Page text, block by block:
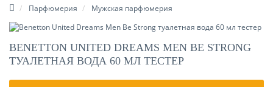
Парфюмерия Мужская парфюмерия
BENETTON UNITED DREAMS MEN BE STRONG
ТУАЛЕТНАЯ ВОДА 60 МЛ ТЕСТЕР